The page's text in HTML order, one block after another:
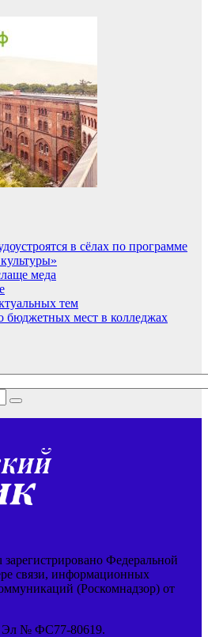
в сёлах по программе
меда
тем
бюджетных мест в колледжах
зарегистрировано Федеральной
связи, информационных
(Роскомнадзор) от
Эл № ФС77-80619.